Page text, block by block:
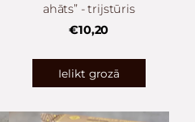
ahāts” - trijstūris
€10,20
Ielikt grozā